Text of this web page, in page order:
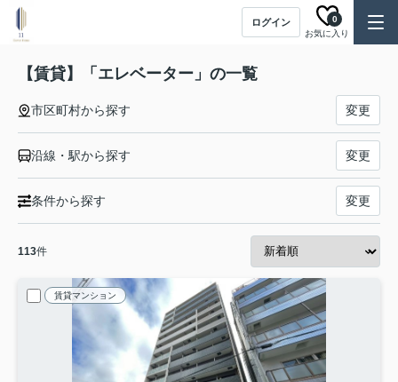
ログイン
お気に入り
0
【賃貸】「エレベーター」の一覧
市区町村から探す 変更
沿線・駅から探す 変更
条件から探す 変更
113件
賃貸マンション